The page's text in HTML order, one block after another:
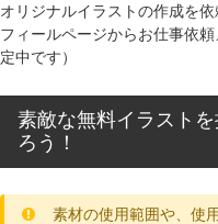
オリジナルイラストの作成を
フィールページからお仕事依
定中です）
素敵な無料イラスト
ろう！
素材の使用範囲や、使